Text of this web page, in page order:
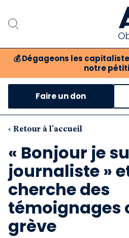
💰 Dégageons les
notre
Faire un don
‹ Retour à l'accueil
« Bonjour je
journaliste »
cherche des
témoignages
grève